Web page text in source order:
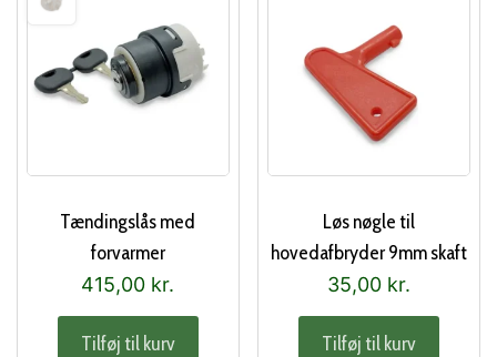
Tændingslås med
forvarmer
415,00 kr.
Tilføj til kurv
Løs nøgle til
hovedafbryder 9mm skaft
35,00 kr.
Tilføj til kurv